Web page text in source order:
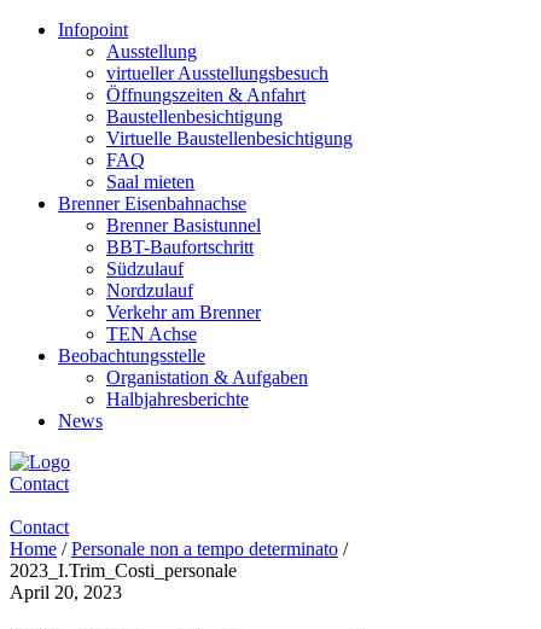
Infopoint
Ausstellung
virtueller Ausstellungsbesuch
Öffnungszeiten & Anfahrt
Baustellenbesichtigung
Virtuelle Baustellenbesichtigung
FAQ
Saal mieten
Brenner Eisenbahnachse
Brenner Basistunnel
BBT-Baufortschritt
Südzulauf
Nordzulauf
Verkehr am Brenner
TEN Achse
Beobachtungsstelle
Organistation & Aufgaben
Halbjahresberichte
News
Contact
Contact
Home /Personale non a tempo determinato /
2023_I.Trim_Costi_personale
April 20, 2023